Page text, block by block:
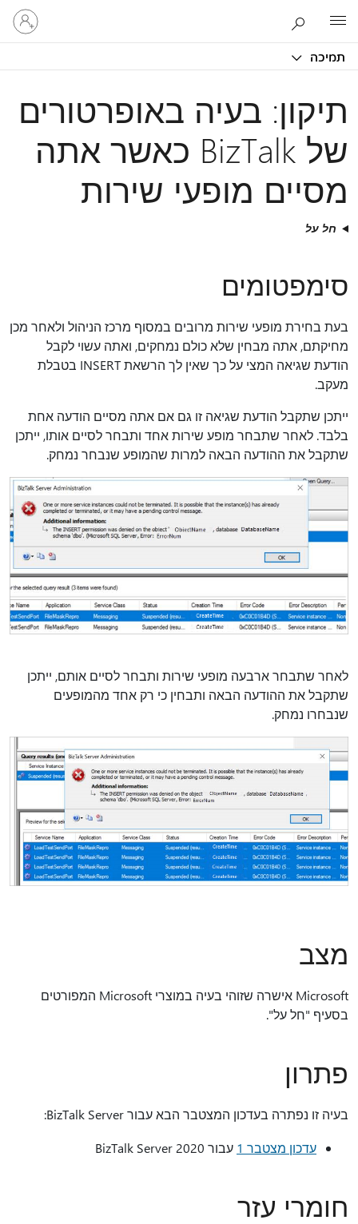
תמיכה
היכנס
לחשבון
שלך
תיקון: בעיה באופרטורים
של BizTalk כאשר אתה
מסיים מופעי שירות
חל על
סימפטומים
בעת בחירת מופעי שירות מרובים במסוף מרכז הניהול ולאחר מכן
מחיקתם, אתה מבחין שלא כולם נמחקים, ואתה עשוי לקבל
הודעת שגיאה המצי על כך שאין לך הרשאת INSERT בטבלת
מעקב.
ייתכן שתקבל הודעת שגיאה זו גם אם אתה מסיים הודעה אחת
בלבד. לאחר שתבחר מופע שירות אחד ותבחר לסיים אותו, ייתכן
שתקבל את ההודעה הבאה למרות שהמופע שנבחר נמחק.
לאחר שתבחר ארבעה מופעי שירות ותבחר לסיים אותם, ייתכן
שתקבל את ההודעה הבאה ותבחין כי רק אחד מהמופעים
שנבחרו נמחק.
מצב
Microsoft אישרה שזוהי בעיה במוצרי Microsoft המפורטים
בסעיף "חל על".
פתרון
בעיה זו נפתרה בעדכון המצטבר הבא עבור BizTalk Server:
עדכון מצטבר 1
עבור BizTalk Server 2020
חומרי עזר